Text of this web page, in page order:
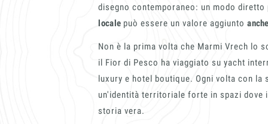
disegno contemporaneo: un modo
locale può essere un valore aggiunto
Non è la prima volta che Marmi Vrech lo
il Fior di Pesco ha viaggiato su yacht
luxury e hotel boutique. Ogni volta con la
un'identità territoriale forte in spazi dove
storia vera.